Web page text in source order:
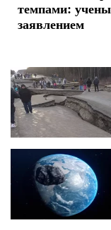
темпами:
заявлением